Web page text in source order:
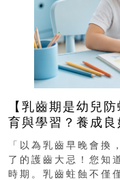
【乳齒期是幼兒
育與學習？養成良好口腔
瑯質 兒童牙膏防
「以為乳齒早晚會換
了的護齒大忌！您知
時期。乳齒蛀蝕不僅